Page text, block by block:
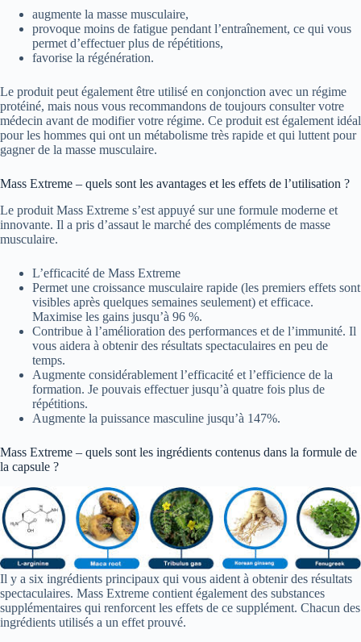
augmente la masse musculaire,
provoque moins de fatigue pendant l’entraînement, ce qui vous
permet d’effectuer plus de répétitions,
favorise la régénération.
Le produit peut également être utilisé en conjonction avec un régime
protéiné, mais nous vous recommandons de toujours consulter votre
médecin avant de modifier votre régime. Ce produit est également idéal
pour les hommes qui ont un métabolisme très rapide et qui luttent pour
gagner de la masse musculaire.
Mass Extreme – quels sont les avantages et les effets de l’utilisation ?
Le produit Mass Extreme s’est appuyé sur une formule moderne et
innovante. Il a pris d’assaut le marché des compléments de masse
musculaire.
L’efficacité de Mass Extreme
Permet une croissance musculaire rapide (les premiers effets sont
visibles après quelques semaines seulement) et efficace.
Maximise les gains jusqu’à 96 %.
Contribue à l’amélioration des performances et de l’immunité. Il
vous aidera à obtenir des résultats spectaculaires en peu de
temps.
Augmente considérablement l’efficacité et l’efficience de la
formation. Je pouvais effectuer jusqu’à quatre fois plus de
répétitions.
Augmente la puissance masculine jusqu’à 147%.
Mass Extreme – quels sont les ingrédients contenus dans la formule de
la capsule ?
Il y a six ingrédients principaux qui vous aident à obtenir des résultats
spectaculaires. Mass Extreme contient également des substances
supplémentaires qui renforcent les effets de ce supplément. Chacun des
ingrédients utilisés a un effet prouvé.